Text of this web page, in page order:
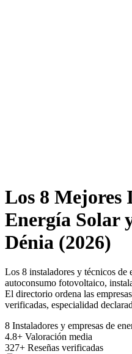
Los 8 Mejores
Energía Solar
Dénia (2026)
Los 8 instaladores y técnicos de
autoconsumo fotovoltaico,
El directorio ordena las
verificadas, especialidad
8 Instaladores y empresas de
4.8+ Valoración media
327+ Reseñas verificadas